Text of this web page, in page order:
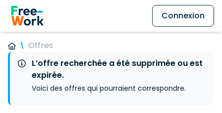
Connexion
Offres
L’offre recherchée a été supprimée ou est
expirée.
Voici des offres qui pourraient correspondre.